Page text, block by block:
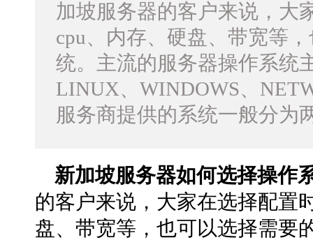
加坡服务器的客户来说，大
cpu、内存、硬盘、带宽等
统。主流的服务器操作系统
LINUX、WINDOWS、
服务商提供的系统一般分为
新加坡服务器如何选择操作
的客户来说，大家在选择配置
盘、带宽等，也可以选择需要